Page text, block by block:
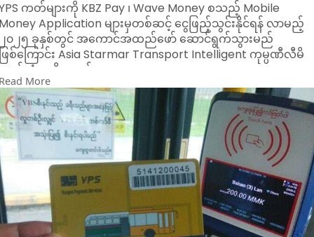
ကတ်များကို KBZ Pay ၊ Wave Money စသည့် Mobile
Application များမှတစ်ဆင့် ငွေဖြည့်သွင်းနိုင်ရန် လာမည့်
၀၂၅ ခုနှစ်တွင် အကောင်အထည်ဖော် ဆောင်ရွက်သွားမည်
ြစ်ကြောင်း Asia Starmar Transport Intelligent ကုမ္ပဏီလီမိ
က်ထံမှ သိရသည်။
ကတ်စနစ်ကို YBS ယာဉ်လိုင်းများ၌ ယာဉ်စီးခပေးချေရာတွင်
ကြွေပြဿနာမရှိစေရန် အကောင်အထည်ဖော်ဆောင်ရွက်ခဲ့ခြင်း
ြစ်သည်။
ခုအခါ ခရီးသည်များ ယာဉ်စီးခပေးချေရာတွင် ပိုမိုအဆင်ပြေစေ
င်ရန်အတွက် YPS ကတ်စနစ်အပြင် QR Code စနစ်ကိုပါ ပြုလုပ်
ေးထားပြီး လက်ရှိတွင် YPS ကတ်အား တစ်လသုံးပြုသူ
၂၃၀၀၀၀) ကျော်နှင့် QR Code စနစ် အသုံးပြုသူ (၂၀၀၀) ကျော်ရှိ
ြောင်း သိရသည်။
More